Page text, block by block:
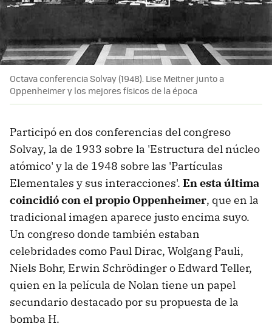
Octava conferencia Solvay (1948). Lise Meitner junto a
Oppenheimer y los mejores físicos de la época
Participó en dos conferencias del congreso
Solvay, la de 1933 sobre la 'Estructura del núcleo
atómico' y la de 1948 sobre las 'Partículas
Elementales y sus interacciones'. En esta última
coincidió con el propio Oppenheimer, que en la
tradicional imagen aparece justo encima suyo.
Un congreso donde también estaban
celebridades como Paul Dirac, Wolgang Pauli,
Niels Bohr, Erwin Schrödinger o Edward Teller,
quien en la película de Nolan tiene un papel
secundario destacado por su propuesta de la
bomba H.